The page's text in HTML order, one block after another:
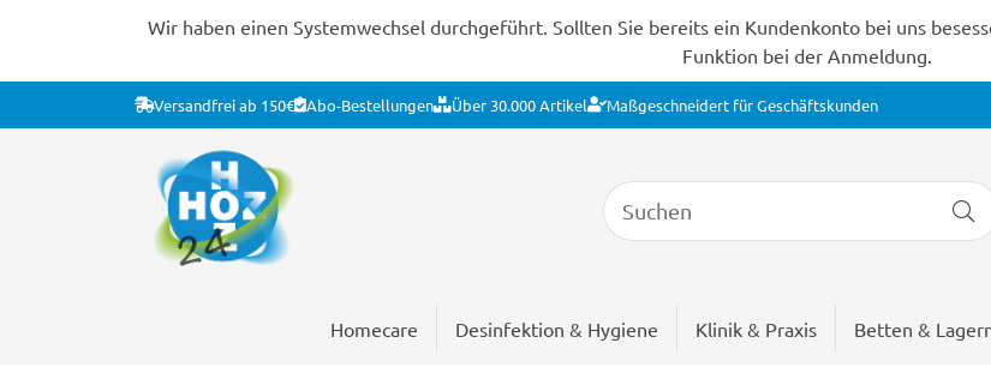
Wir haben einen Systemwechsel durchgeführt. Sollten Sie bereits ein Kundenkonto bei uns
Funktion bei der Anmeldung.
Versandfrei ab 150€ Abo-Bestellungen Über 30.000 Artikel Maßgeschneidert für Geschäftskunden
Homecare Desinfektion & Hygiene Klinik & Praxis Betten &